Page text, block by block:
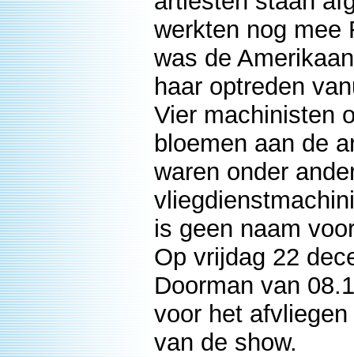
werkten nog mee
was de
haar optreden
Vier machinisten
bloemen aan de
waren onder
is geen naam
Op vrijdag 22
Doorman van
voor het afvliegen
van de show.